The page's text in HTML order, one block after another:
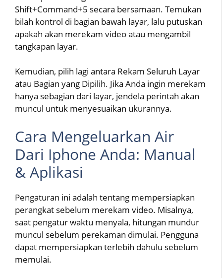
Shift+Command+5 secara bersamaan. Temukan
bilah kontrol di bagian bawah layar, lalu putuskan
apakah akan merekam video atau mengambil
tangkapan layar.
Kemudian, pilih lagi antara Rekam Seluruh Layar
atau Bagian yang Dipilih. Jika Anda ingin merekam
hanya sebagian dari layar, jendela perintah akan
muncul untuk menyesuaikan ukurannya.
Cara Mengeluarkan Air
Dari Iphone Anda: Manual
& Aplikasi
Pengaturan ini adalah tentang mempersiapkan
perangkat sebelum merekam video. Misalnya,
saat pengatur waktu menyala, hitungan mundur
muncul sebelum perekaman dimulai. Pengguna
dapat mempersiapkan terlebih dahulu sebelum
memulai.